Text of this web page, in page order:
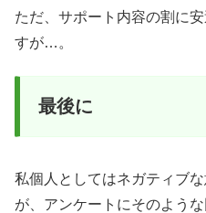
ただ、サポート内容の割に
すが…。
最後に
私個人としてはネガティブ
が、アンケートにそのよう